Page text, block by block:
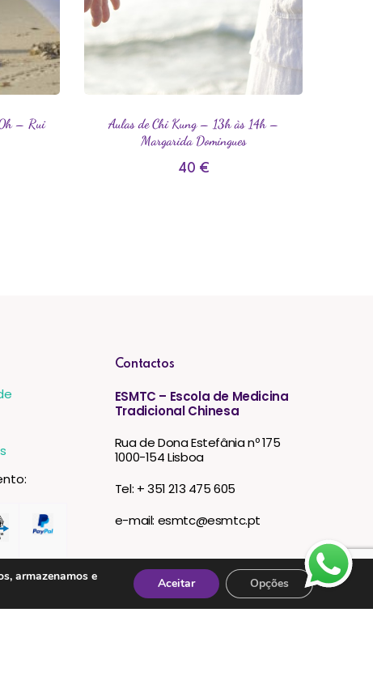
– Rui
Aulas de Chi Kung – 13h às 14h –
Margarida Domingues
40 €
Contactos
ESMTC – Escola de Medicina
Tradicional Chinesa
Rua de Dona Estefânia nº 175
1000-154 Lisboa
Tel: + 351 213 475 605
e-mail: esmtc@esmtc.pt
armazenamos e
Aceitar Opções